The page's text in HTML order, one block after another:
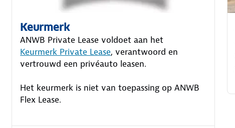
Keurmerk
ANWB Private Lease voldoet aan het
Keurmerk Private Lease, verantwoord en
vertrouwd een privéauto leasen.
Het keurmerk is niet van toepassing op ANWB
Flex Lease.